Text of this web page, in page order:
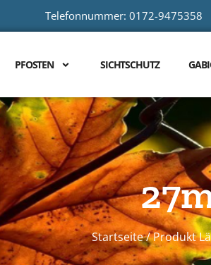
Telefonnummer: 0172-9475358
PFOSTEN SICHTSCHUTZ
Startseite/ Produkt